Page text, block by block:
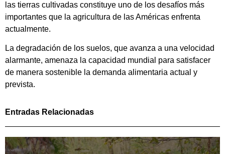
las tierras cultivadas constituye uno de los desafíos más
importantes que la agricultura de las Américas enfrenta
actualmente.
La degradación de los suelos, que avanza a una velocidad
alarmante, amenaza la capacidad mundial para satisfacer
de manera sostenible la demanda alimentaria actual y
prevista.
Entradas Relacionadas